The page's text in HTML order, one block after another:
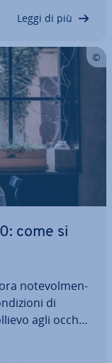
Leggi di più
come si
no­te­vol­men­
di
agli occhi
i tre modi tra­